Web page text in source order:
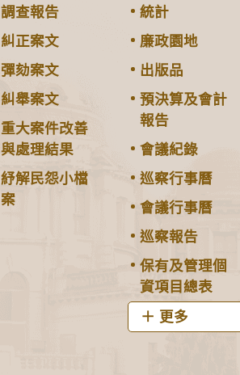
調查報告
糾正案文
彈劾案文
糾舉案文
重大案件改善
與處理結果
紓解民怨小檔
案
統計
廉政園地
出版品
預決算及會計
報告
會議紀錄
巡察行事曆
會議行事曆
巡察報告
保有及管理個
資項目總表
更多